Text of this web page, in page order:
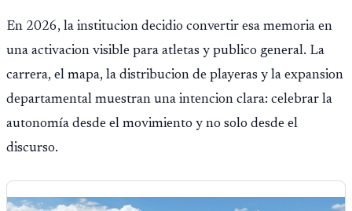
En 2026, la institucion decidio convertir esa memoria en
una activacion visible para atletas y publico general. La
carrera, el mapa, la distribucion de playeras y la expansion
departamental muestran una intencion clara: celebrar la
autonomía desde el movimiento y no solo desde el
discurso.